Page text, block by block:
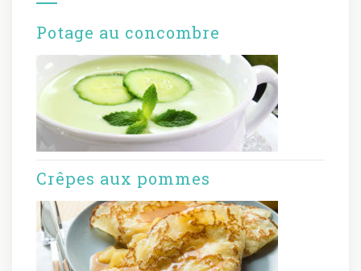
Potage au concombre
Crêpes aux pommes